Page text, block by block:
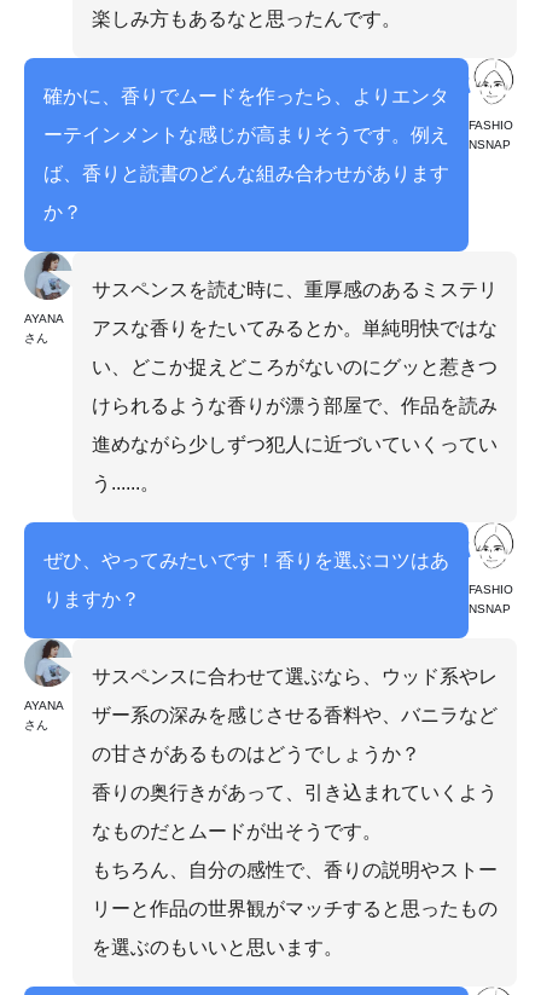
楽しみ方もあるなと思ったんです。
確かに、香りでムードを作ったら、よりエンタ
ーテインメントな感じが高まりそうです。例え
ば、香りと読書のどんな組み合わせがあります
か？
FASHIO
NSNAP
AYANA
さん
サスペンスを読む時に、重厚感のあるミステリ
アスな香りをたいてみるとか。単純明快ではな
い、どこか捉えどころがないのにグッと惹きつ
けられるような香りが漂う部屋で、作品を読み
進めながら少しずつ犯人に近づいていくってい
う......。
ぜひ、やってみたいです！香りを選ぶコツはあ
りますか？
FASHIO
NSNAP
AYANA
さん
サスペンスに合わせて選ぶなら、ウッド系やレ
ザー系の深みを感じさせる香料や、バニラなど
の甘さがあるものはどうでしょうか？
香りの奥行きがあって、引き込まれていくよう
なものだとムードが出そうです。
もちろん、自分の感性で、香りの説明やストー
リーと作品の世界観がマッチすると思ったもの
を選ぶのもいいと思います。